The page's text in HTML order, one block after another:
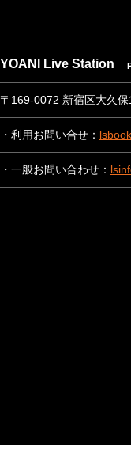
YOANI Live Station
〒169-0072 新宿区大久
・利用お問い合せ：
・一般お問い合わせ：